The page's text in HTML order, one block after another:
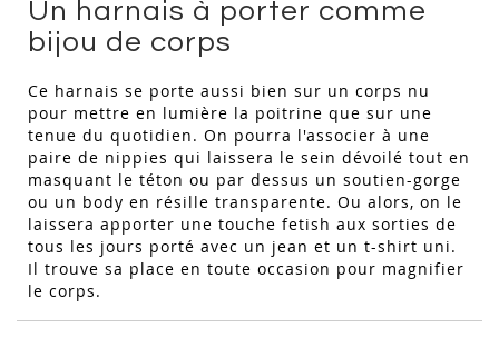
Un harnais à porter comme
bijou de corps
Ce harnais se porte aussi bien sur un corps nu
pour mettre en lumière la poitrine que sur une
tenue du quotidien. On pourra l'associer à une
paire de nippies qui laissera le sein dévoilé tout en
masquant le téton ou par dessus un soutien-gorge
ou un body en résille transparente. Ou alors, on le
laissera apporter une touche fetish aux sorties de
tous les jours porté avec un jean et un t-shirt uni.
Il trouve sa place en toute occasion pour magnifier
le corps.